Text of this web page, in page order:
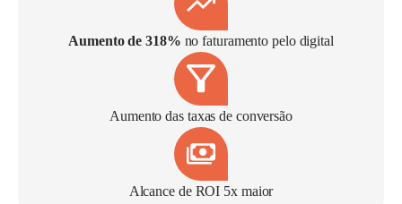
Aumento de 318% no faturamento pelo digital
Aumento das taxas de conversão
Alcance de ROI 5x maior